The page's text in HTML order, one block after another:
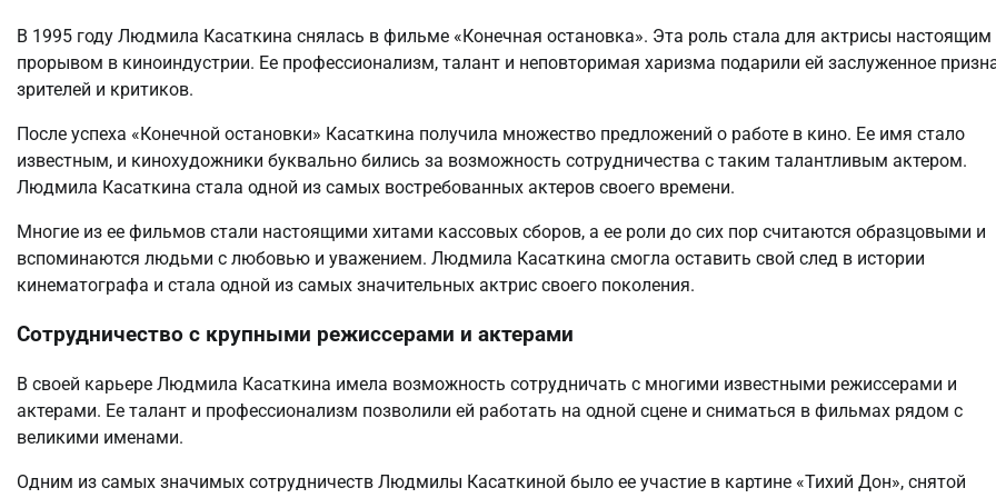
В 1995 году Людмила Касаткина снялась в фильме «Конечная остановка». Эта роль стала для актрисы настоящим
прорывом в киноиндустрии. Ее профессионализм, талант и неповторимая харизма подарили ей заслуженное
зрителей и критиков.
После успеха «Конечной остановки» Касаткина получила множество предложений о работе в кино. Ее имя стало
известным, и кинохудожники буквально бились за возможность сотрудничества с таким талантливым актером.
Людмила Касаткина стала одной из самых востребованных актеров своего времени.
Многие из ее фильмов стали настоящими хитами кассовых сборов, а ее роли до сих пор считаются образцовыми и
вспоминаются людьми с любовью и уважением. Людмила Касаткина смогла оставить свой след в истории
кинематографа и стала одной из самых значительных актрис своего поколения.
Сотрудничество с крупными режиссерами и актерами
В своей карьере Людмила Касаткина имела возможность сотрудничать с многими известными режиссерами и
актерами. Ее талант и профессионализм позволили ей работать на одной сцене и сниматься в фильмах рядом с
великими именами.
Одним из самых значимых сотрудничеств Людмилы Касаткиной было ее участие в картине «Тихий Дон», снятой